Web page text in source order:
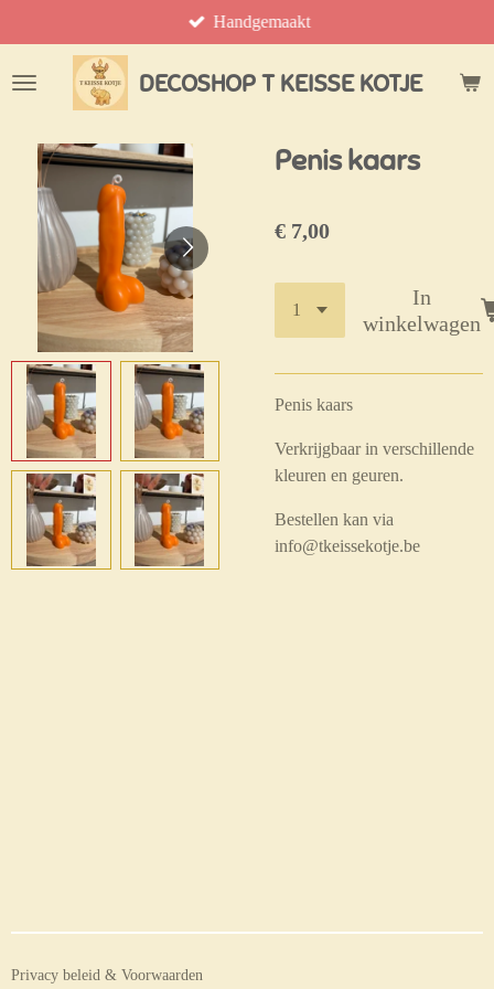
direct
naar
DECOSHOP T KEISSE KOTJE
Handgemaakt
Penis kaars
€ 7,00
In
winkelwagen
Penis kaars
Verkrijgbaar in verschillende
kleuren en geuren.
Bestellen kan via
info@tkeissekotje.be
Privacy beleid & Voorwaarden